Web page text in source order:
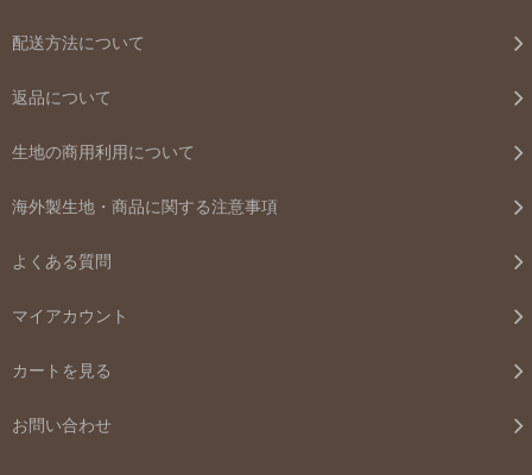
配送方法について
返品について
生地の商用利用について
海外製生地・商品に関する注意事項
よくある質問
マイアカウント
カートを見る
お問い合わせ